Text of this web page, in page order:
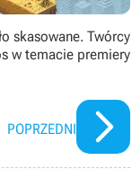
skasowane. Twórcy
w temacie premiery
POPRZEDNI